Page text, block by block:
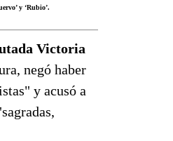
y ‘Rubio’.
Victoria
negó haber
y acusó a